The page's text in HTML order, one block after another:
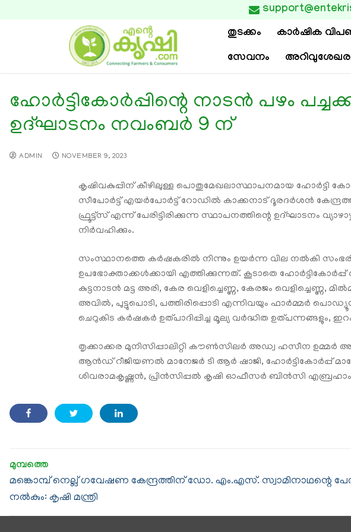

തുടക്കം കാര്‍ഷിക
സേവനം
ഹോർട്ടികോർപ്പിന്റെ നാടൻ പഴം
ഉദ്ഘാടനം നവംബർ 9 ന്
ADMIN NOVEMBER 9, 2023
കൃഷിവകുപ്പിന് കീഴിലുള്ള പൊതുമേഖലാസ്ഥാപനമായ ഹോർട്ടി
സീപോർട്ട് എയർപോർട്ട് റോഡിൽ കാക്കനാട് ദൂരദർശൻ
ഫ്രൂട്ട്സ് എന്ന് പേരിട്ടിരിക്കുന്ന സ്ഥാപനത്തിന്റെ ഉദ്ഘാടനം
നിർവഹിക്കും.
സംസ്ഥാനത്തെ കർഷകരിൽ നിന്നും ഉയർന്ന വില നൽകി
ഉപഭോക്താക്കൾക്കായി എത്തിക്കുന്നത്. കൂടാതെ
കുട്ടനാടൻ മട്ട അരി, കേര വെളിച്ചെണ്ണ, കേരജം
അവിൽ, പുട്ടുപൊടി, പത്തിരിപ്പൊടി എന്നിവയും ഫാർമ്മർ
ചെറുകിട കർഷകർ ഉത്പാദിപ്പിച്ച മൂല്യ വർദ്ധിത ഉത്പന്നങ്ങളും,
തൃക്കാക്കര മുനിസിപ്പാലിറ്റി കൗൺസിലർ അഡ്വ ഹസീന ഉമ്മർ
ആൻഡ് റീജിയണൽ മാനേജർ ടി ആർ ഷാജി, ഹോർട്ടികോർപ്പ്
ശിവരാമകൃഷ്ണൻ, പ്രിൻസിപ്പൽ കൃഷി ഓഫീസർ ബിൻസി എബ്രഹാം,
മങ്കൊമ്പ് നെല്ല് ഗവേഷണ കേന്ദ്രത്തിന് ഡോ. എം.എസ്. സ്വാമിനാഥന്റെ
നൽകും: കൃഷി മന്ത്രി